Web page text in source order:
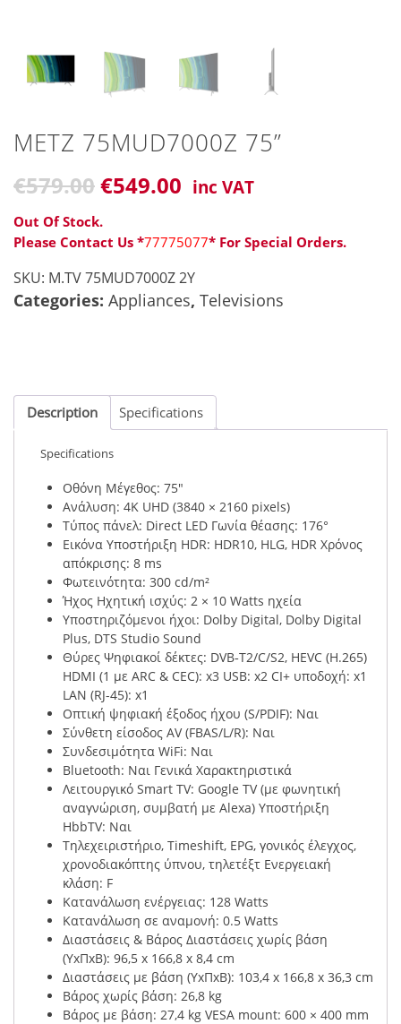
METZ 75MUD7000Z 75”
€579.00Original
was:
€579
€549.00 inc VAT
Out Of Stock.
Please Contact Us *77775077* For Special Orders.
SKU: M.TV 75MUD7000Z 2Y
Categories: Appliances, Televisions
Description Specifications
Specifications
Οθόνη Μέγεθος: 75″
Ανάλυση: 4K UHD (3840 × 2160 pixels)
Τύπος πάνελ: Direct LED Γωνία θέασης: 176°
Εικόνα Υποστήριξη HDR: HDR10, HLG, HDR Χρόνος
απόκρισης: 8 ms
Φωτεινότητα: 300 cd/m²
Ήχος Ηχητική ισχύς: 2 × 10 Watts ηχεία
Υποστηριζόμενοι ήχοι: Dolby Digital, Dolby Digital
Plus, DTS Studio Sound
Θύρες Ψηφιακοί δέκτες: DVB‑T2/C/S2, HEVC (H.265)
HDMI (1 με ARC & CEC): x3 USB: x2 CI+ υποδοχή: x1
LAN (RJ-45): x1
Οπτική ψηφιακή έξοδος ήχου (S/PDIF): Ναι
Σύνθετη είσοδος AV (FBAS/L/R): Ναι
Συνδεσιμότητα WiFi: Ναι
Bluetooth: Ναι Γενικά Χαρακτηριστικά
Λειτουργικό Smart TV: Google TV (με φωνητική
αναγνώριση, συμβατή με Alexa) Υποστήριξη
HbbTV: Ναι
Τηλεχειριστήριο, Timeshift, EPG, γονικός έλεγχος,
χρονοδιακόπτης ύπνου, τηλετέξτ Ενεργειακή
κλάση: F
Κατανάλωση ενέργειας: 128 Watts
Κατανάλωση σε αναμονή: 0.5 Watts
Διαστάσεις & Βάρος Διαστάσεις χωρίς βάση
(ΥxΠxΒ): 96,5 x 166,8 x 8,4 cm
Διαστάσεις με βάση (ΥxΠxΒ): 103,4 x 166,8 x 36,3 cm
Βάρος χωρίς βάση: 26,8 kg
Βάρος με βάση: 27,4 kg VESA mount: 600 × 400 mm